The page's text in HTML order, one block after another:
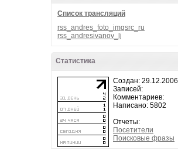
Список трансляций
rss_andres_foto_imgsrc_ru
rss_andresivanov_lj
Статистика
Создан: 29.12.2006
Записей:
Комментариев:
Написано: 5802
Отчеты:
Посетители
Поисковые фразы